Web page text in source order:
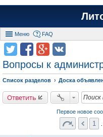
Меню FAQ
Вопросы к
Список разделов Доска
Ответить
Первое новое
1